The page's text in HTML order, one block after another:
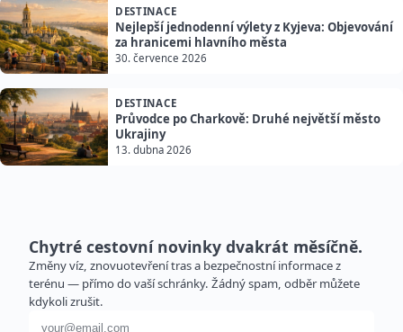
DESTINACE
Nejlepší jednodenní výlety z Kyjeva: Objevování
za hranicemi hlavního města
30. července 2026
DESTINACE
Průvodce po Charkově: Druhé největší město
Ukrajiny
13. dubna 2026
Chytré cestovní novinky dvakrát měsíčně.
Změny víz, znovuotevření tras a bezpečnostní informace z
terénu — přímo do vaší schránky. Žádný spam, odběr můžete
kdykoli zrušit.
E-mailová adresa